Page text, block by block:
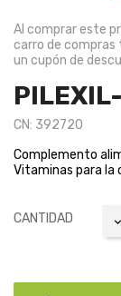
Al comprar este
carro de
un cupón de
CN: 392720
Complemento
Vitaminas para la
CANTIDAD